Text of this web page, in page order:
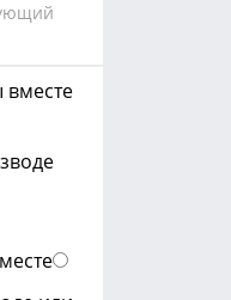
вместе